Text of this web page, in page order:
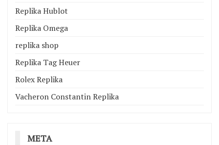
Replika Hublot
Replika Omega
replika shop
Replika Tag Heuer
Rolex Replika
Vacheron Constantin Replika
META